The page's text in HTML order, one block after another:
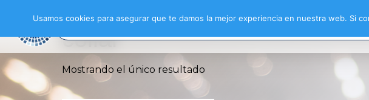
collar
Mostrando el único resultado
Usamos cookies para asegurar que te damos la mejor experiencia en nuestra web. Si